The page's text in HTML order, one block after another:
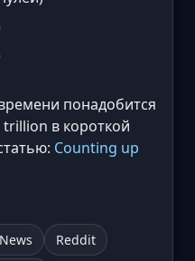
понадобится
в короткой
Counting up
Reddit